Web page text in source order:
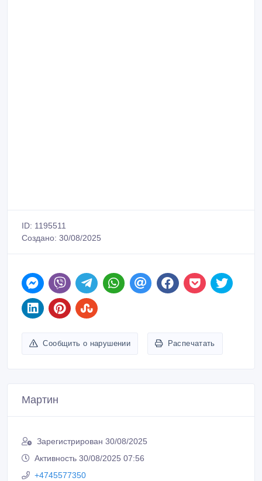
ID: 1195511
Создано: 30/08/2025
Сообщить о нарушении Распечатать
Мартин
Зарегистрирован 30/08/2025
Активность 30/08/2025 07:56
+4745577350